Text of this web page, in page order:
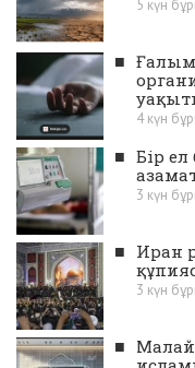
5 күн
■
4 күн
■ Бір
3 күн
■ Иран
3 күн
■